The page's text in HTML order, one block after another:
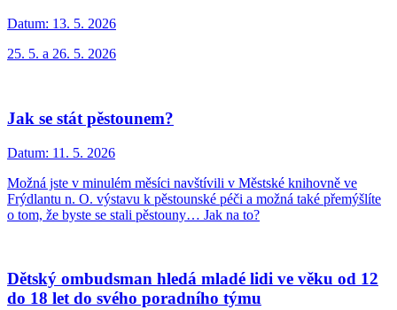
Datum: 13. 5. 2026
25. 5. a 26. 5. 2026
Jak se stát pěstounem?
Datum: 11. 5. 2026
Možná jste v minulém měsíci navštívili v Městské knihovně ve
Frýdlantu n. O. výstavu k pěstounské péči a možná také přemýšlíte
o tom, že byste se stali pěstouny… Jak na to?
Dětský ombudsman hledá mladé lidi ve věku od 12
do 18 let do svého poradního týmu